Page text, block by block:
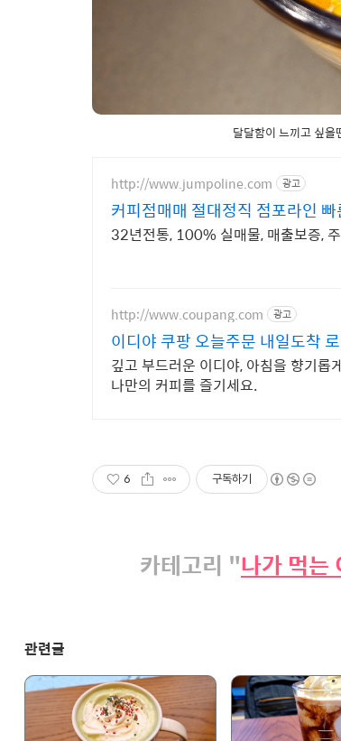
달달함이 느끼고 싶
http://www.jumpoline.com 광고
커피점매매 절대정직 점포라인
32년전통, 100% 실매물, 매출보증,
http://www.coupang.com 광고
이디야 쿠팡 오늘주문 내일도착
깊고 부드러운 이디야, 아침을 향기롭
나만의 커피를 즐기세요.
6 구독하기
카테고리 "나가 먹는
관련글